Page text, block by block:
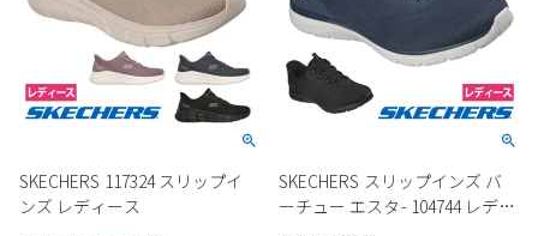
休業日 お問い合わせ窓口休業日
2026 年8月
日 月 火 木
土
1
9
10 11 13 14
15
SKECHERS 117324 スリップイ
ンズ レディース
SKECHERS スリップインズ バ
ーチュー エスタ- 104744 レディ
ース